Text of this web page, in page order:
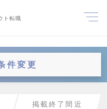
ト転職
件変更
掲載終了間近